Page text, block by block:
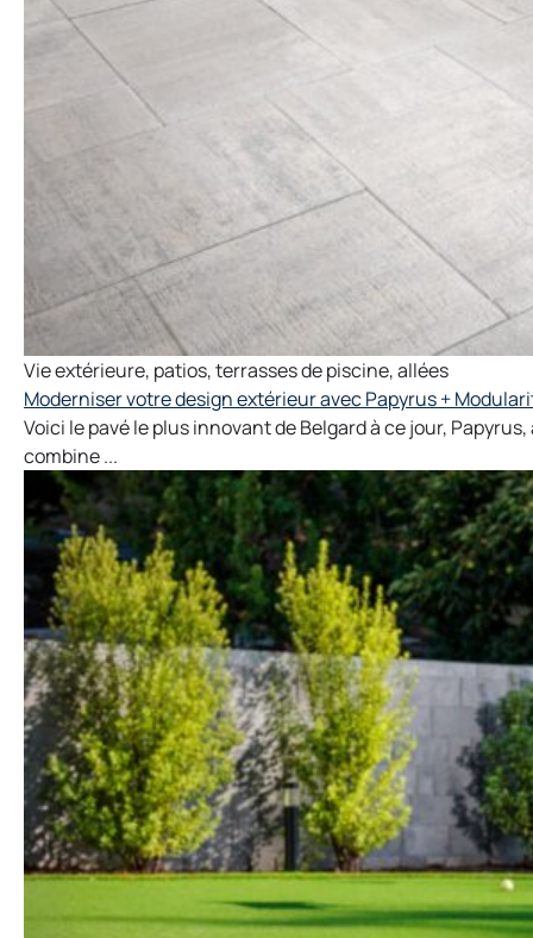
Vie extérieure, patios,terrasses de piscine,allées
Moderniser votre design extérieur avec Papyrus +
Voici le pavé le plus innovant de Belgard à ce jour,
combine ...